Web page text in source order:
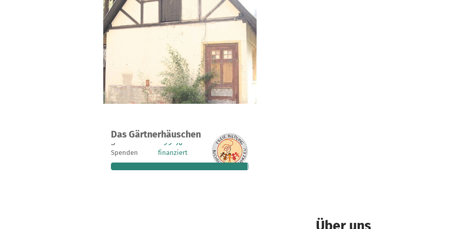
Das Gärtnerhäuschen
3
Spenden
99 %
finanziert
4 €
fehlen noch